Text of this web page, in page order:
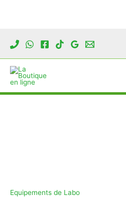
Equipements de Labo